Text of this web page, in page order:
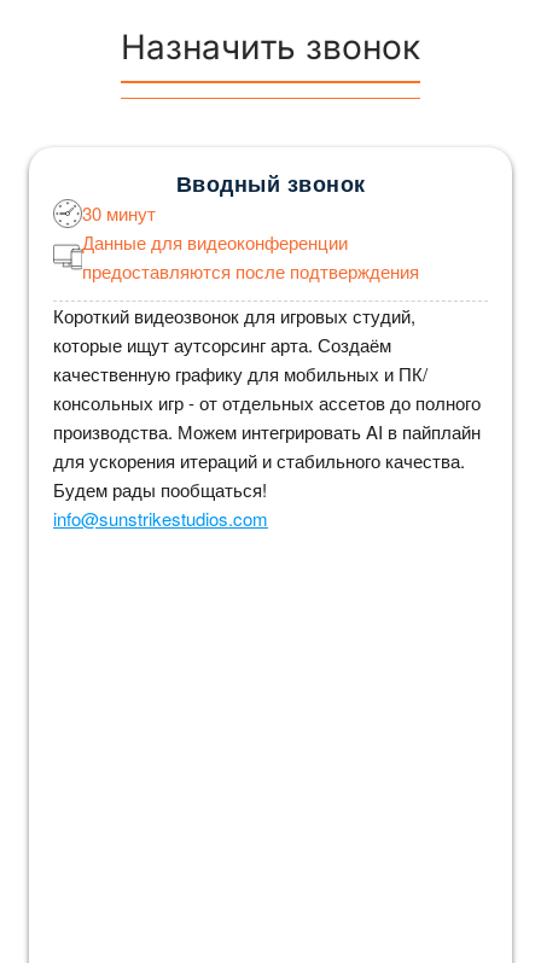
Назначить звонок
Вводный звонок
30 минут
Данные для видеоконференции
предоставляются после подтверждения
Короткий видеозвонок для игровых студий,
которые ищут аутсорсинг арта. Создаём
качественную графику для мобильных и ПК/
консольных игр - от отдельных ассетов до полного
производства. Можем интегрировать AI в пайплайн
для ускорения итераций и стабильного качества.
Будем рады пообщаться!
info@sunstrikestudios.com